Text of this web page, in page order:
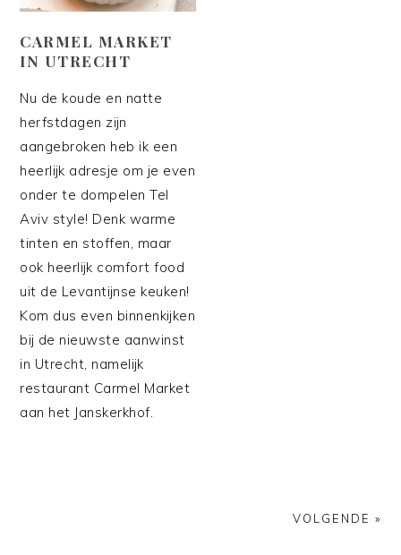
CARMEL MARKET
IN UTRECHT
Nu de koude en natte
herfstdagen zijn
aangebroken heb ik een
heerlijk adresje om je even
onder te dompelen Tel
Aviv style! Denk warme
tinten en stoffen, maar
ook heerlijk comfort food
uit de Levantijnse keuken!
Kom dus even binnenkijken
bij de nieuwste aanwinst
in Utrecht, namelijk
restaurant Carmel Market
aan het Janskerkhof.
VOLGENDE »